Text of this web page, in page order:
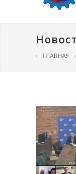
› ГЛАВНАЯ